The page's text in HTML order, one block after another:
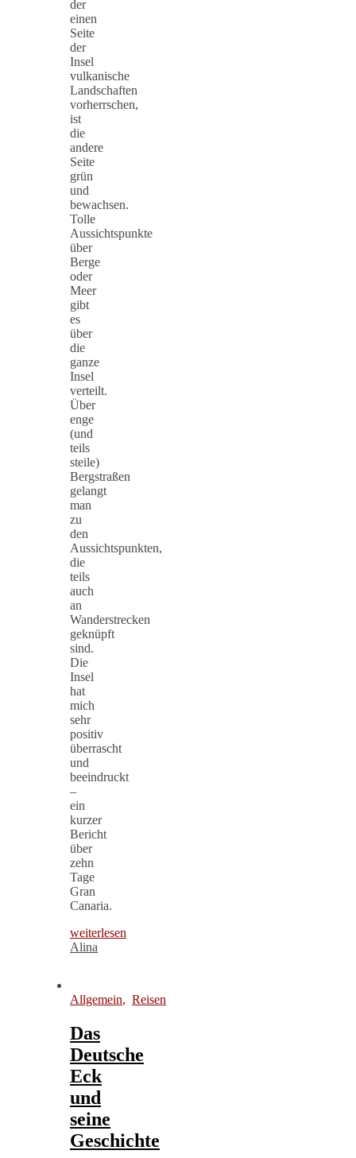
der
einen
Seite
der
Insel
vulkanische
Landschaften
vorherrschen,
ist
die
andere
Seite
grün
und
bewachsen.
Tolle
Aussichtspunkte
über
Berge
oder
Meer
gibt
es
über
die
ganze
Insel
verteilt.
Über
enge
(und
teils
steile)
Bergstraßen
gelangt
man
zu
den
Aussichtspunkten,
die
teils
auch
an
Wanderstrecken
geknüpft
sind.
Die
Insel
hat
mich
sehr
positiv
überrascht
und
beeindruckt
–
ein
kurzer
Bericht
über
zehn
Tage
Gran
Canaria.
weiterlesen
Alina
Allgemein, Reisen
Das
Deutsche
Eck
und
seine
Geschichte